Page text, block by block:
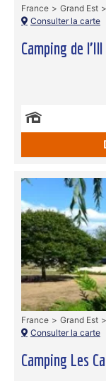
Camping de
France Grand Est
Consulter la carte
Camping Les
France Grand Est
Consulter la carte